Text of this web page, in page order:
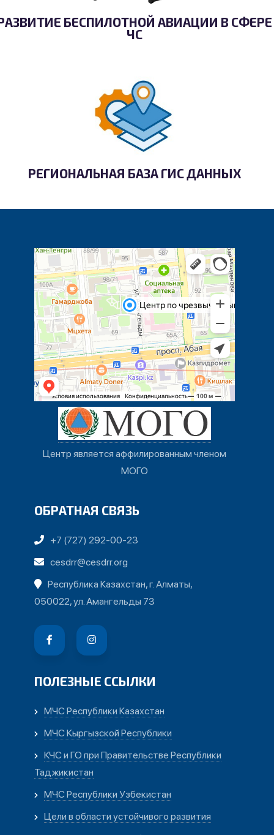
БЕСПИЛОТНОЙ АВИАЦИИ В СФЕРЕ
ЧС
РЕГИОНАЛЬНАЯ БАЗА ГИС ДАННЫХ
Центр является аффилированным членом
МОГО
ОБРАТНАЯ СВЯЗЬ
+7 (727) 292-00-23
cesdrr@cesdrr.org
Республика Казахстан, г. Алматы,
050022, ул. Амангельды 73
ПОЛЕЗНЫЕ ССЫЛКИ
МЧС Республики Казахстан
МЧС Кыргызской Республики
КЧС и ГО при Правительстве Республики
Таджикистан
МЧС Республики Узбекистан
Цели в области устойчивого развития